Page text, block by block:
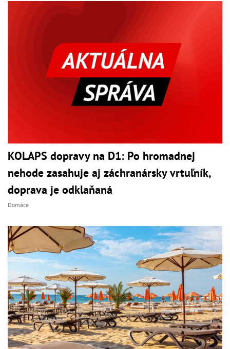
KOLAPS dopravy na D1: Po hromadnej
nehode zasahuje aj záchranársky vrtuľník,
doprava je odklaňaná
Domáce